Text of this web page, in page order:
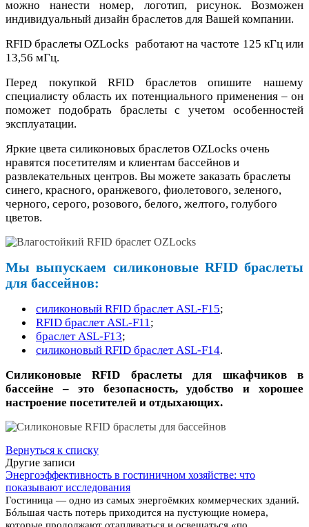
можно нанести номер, логотип, рисунок. Возможен
индивидуальный дизайн браслетов для Вашей компании.
RFID браслеты OZLocks работают на частоте 125 кГц или
13,56 мГц.
Перед покупкой RFID браслетов опишите нашему
специалисту область их потенциального применения – он
поможет подобрать браслеты с учетом особенностей
эксплуатации.
Яркие цвета силиконовых браслетов OZLocks очень
нравятся посетителям и клиентам бассейнов и
развлекательных центров. Вы можете заказать браслеты
синего, красного, оранжевого, фиолетового, зеленого,
черного, серого, розового, белого, желтого, голубого
цветов.
Мы выпускаем силиконовые RFID браслеты
для бассейнов:
силиконовый RFID браслет ASL-F15;
RFID браслет ASL-F11;
браслет ASL-F13;
силиконовый RFID браслет ASL-F14.
Силиконовые RFID браслеты для шкафчиков в
бассейне – это безопасность, удобство и хорошее
настроение посетителей и отдыхающих.
Вернуться к списку
Другие записи
Энергоэффективность в гостиничном хозяйстве: что
показывают исследования
Гостиница — одно из самых энергоёмких коммерческих зданий.
Бóльшая часть потерь приходится на пустующие номера,